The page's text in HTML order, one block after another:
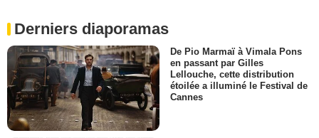
Derniers diaporamas
De Pio Marmaï à Vimala Pons
en passant par Gilles
Lellouche, cette distribution
étoilée a illuminé le Festival de
Cannes